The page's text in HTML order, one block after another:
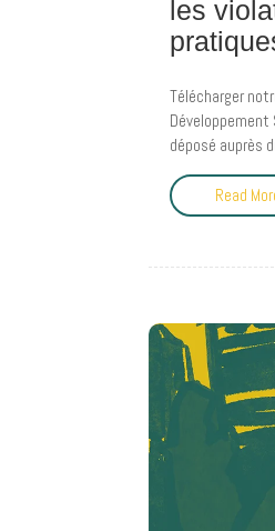
les
Télécharger
déposé auprès
Read